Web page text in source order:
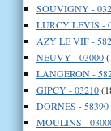
SOUVIGNY -
LURCY LEVIS -
AZY LE VIF -
NEUVY - 03000
LANGERON -
GIPCY - 03210
DORNES - 58390
MOULINS -